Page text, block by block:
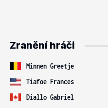
Zranění hráči
Minnen Greetje
Tiafoe Frances
Diallo Gabriel